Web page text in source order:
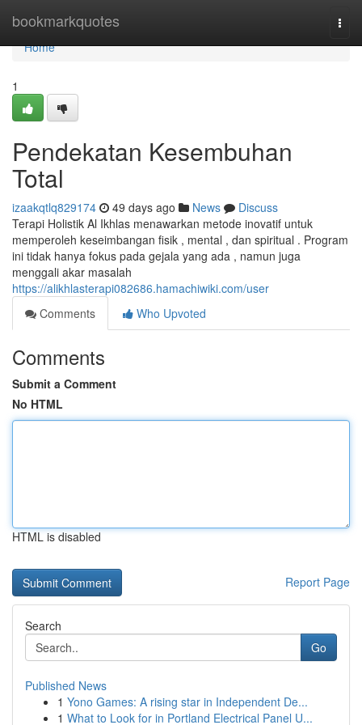
bookmarkquotes
Home
Home
1
Pendekatan Kesembuhan
Total
izaakqtlq829174 49 days ago News
Discuss
Terapi Holistik Al Ikhlas menawarkan metode inovatif untuk
memperoleh keseimbangan fisik , mental , dan spiritual . Program
ini tidak hanya fokus pada gejala yang ada , namun juga
menggali akar masalah
https://alikhlasterapi082686.hamachiwiki.com/user
Comments
Who Upvoted
Comments
Submit a Comment
No HTML
HTML is disabled
Report Page
Search
Go
Published News
1 Yono Games: A rising star in Independent De...
1 What to Look for in Portland Electrical Panel U...